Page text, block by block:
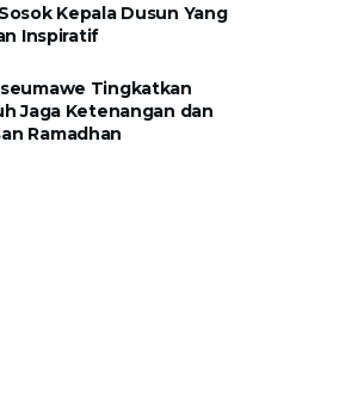
Kepala Dusun Yang
Inspiratif
Tingkatkan
Jaga Ketenangan dan
Ramadhan